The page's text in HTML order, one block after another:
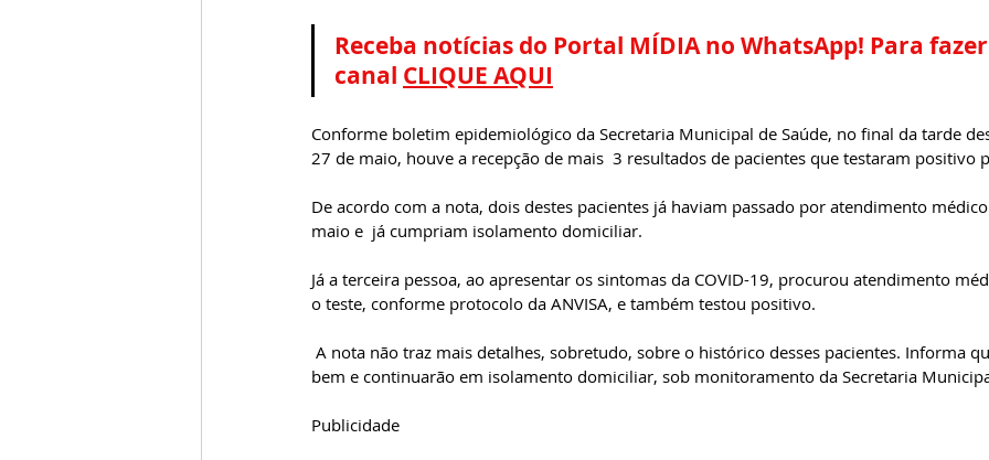
Receba notícias do Portal MÍDIA no WhatsApp! Para
canal CLIQUE AQUI
Conforme boletim epidemiológico da Secretaria Municipal de Saúde, no final da tarde
27 de maio, houve a recepção de mais  3 resultados de pacientes que testaram positivo
De acordo com a nota, dois destes pacientes já haviam passado por atendimento
maio e  já cumpriam isolamento domiciliar.
Já a terceira pessoa, ao apresentar os sintomas da COVID-19, procurou atendimento
o teste, conforme protocolo da ANVISA, e também testou positivo.
bem e continuarão em isolamento domiciliar, sob monitoramento da Secretaria
Publicidade